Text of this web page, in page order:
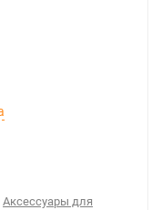
Аксессуары для